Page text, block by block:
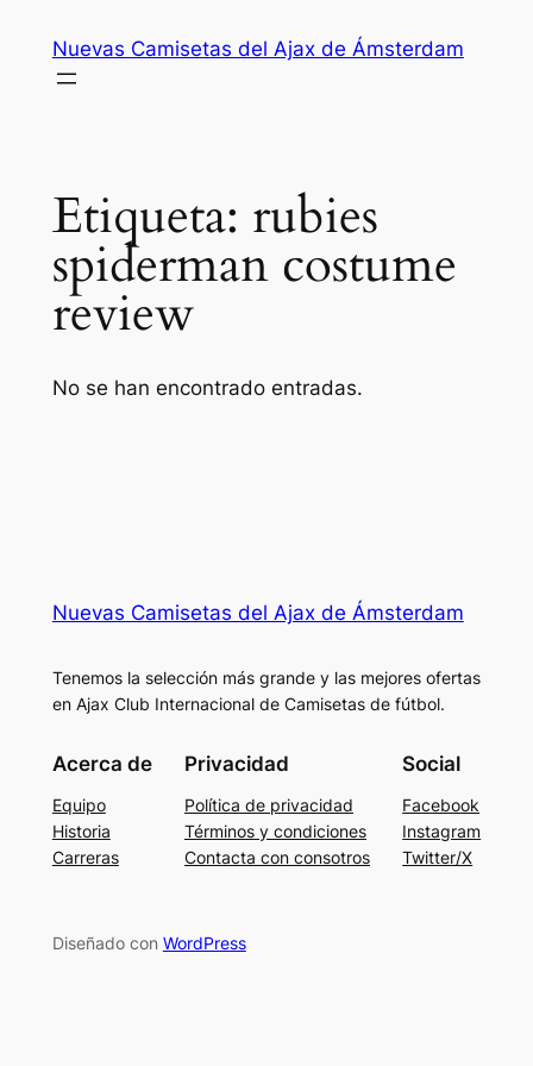
contenido
Nuevas Camisetas del Ajax de Ámsterdam
Etiqueta: rubies
spiderman costume
review
No se han encontrado entradas.
Nuevas Camisetas del Ajax de Ámsterdam
Tenemos la selección más grande y las mejores ofertas
en Ajax Club Internacional de Camisetas de fútbol.
Acerca de
Equipo
Historia
Carreras
Privacidad
Política de privacidad
Términos y condiciones
Contacta con consotros
Social
Facebook
Instagram
Twitter/X
Diseñado con WordPress